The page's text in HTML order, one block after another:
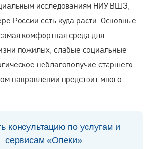
исследованиям НИУ ВШЭ,
России есть куда расти. Основные
комфортная среда для
пожилых, слабые социальные
неблагополучие старшего
направлении предстоит много
консультацию по услугам и
сервисам «Опеки»